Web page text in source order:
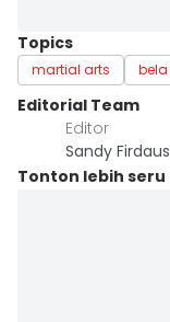
Topics
martial arts bela
Editorial Team
Editor
Sandy Firdaus
Tonton lebih seru